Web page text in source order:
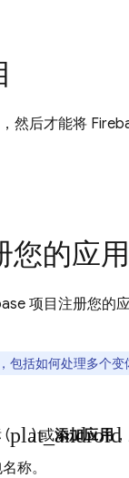
然后才能将
您的应用
项目注册您的
包括如何处理多个变
(plat_android
) 或添加应用
称。